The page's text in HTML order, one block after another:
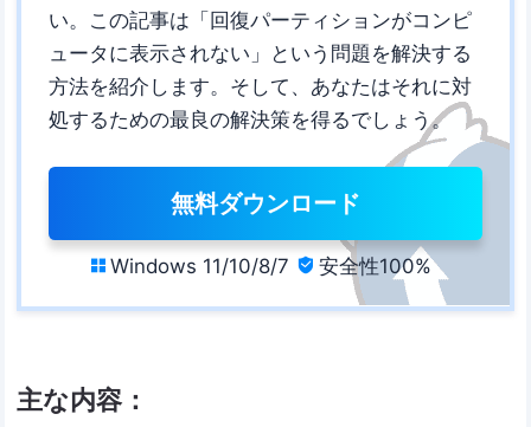
い。この記事は「回復パーティションがコンピ
ュータに表示されない」という問題を解決する
方法を紹介します。そして、あなたはそれに対
処するための最良の解決策を得るでしょう。
無料ダウンロード
 Windows 11/10/8/7  安全性100%
主な内容：